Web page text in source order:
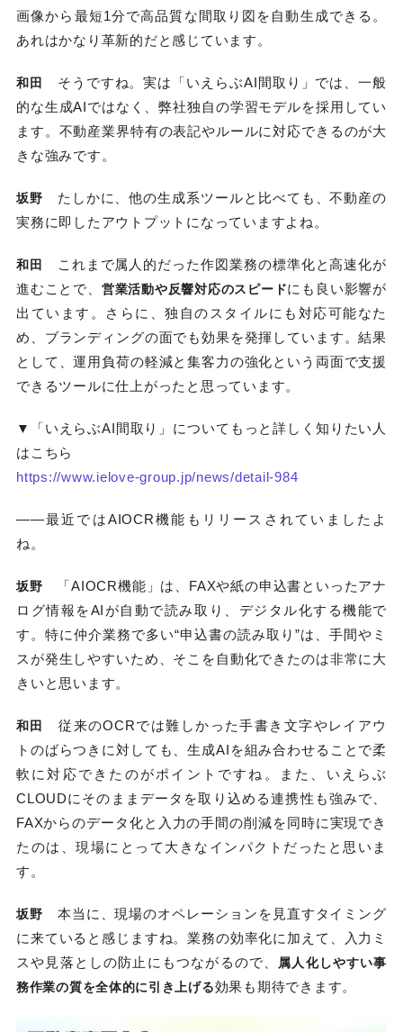
画像から最短1分で高品質な間取り図を自動生成できる。
あれはかなり革新的だと感じています。
和田
そうですね。実は「いえらぶAI間取り」では、一般
的な生成AIではなく、弊社独自の学習モデルを採用してい
ます。不動産業界特有の表記やルールに対応できるのが大
きな強みです。
坂野 たしかに、他の生成系ツールと比べても、不動産の
実務に即したアウトプットになっていますよね。
和田
これまで属人的だった作図業務の標準化と高速化が
進むことで、 営業活動や反響対応のスピードにも良い影響が
出ています。さらに、独自のスタイルにも対応可能なた
め、ブランディングの面でも効果を発揮しています。結果
として、運用負荷の軽減と集客力の強化という両面で支援
できるツールに仕上がったと思っています。
▼「いえらぶAI間取り」についてもっと詳しく知りたい人
はこちら
https://www.ielove-group.jp/news/detail-984
――最近ではAIOCR機能もリリースされていましたよ
ね。
坂野 「AIOCR機能」は、FAXや紙の申込書といったアナ
ログ情報をAIが自動で読み取り、デジタル化する機能で
す。特に仲介業務で多い“申込書の読み取り”は、手間やミ
スが発生しやすいため、そこを自動化できたのは非常に大
きいと思います。
和田
従来のOCRでは難しかった手書き文字やレイアウ
トのばらつきに対しても、生成AIを組み合わせることで柔
軟に対応できたのがポイントですね。また、いえらぶ
CLOUDにそのままデータを取り込める連携性も強みで、
FAXからのデータ化と入力の手間の削減を同時に実現でき
たのは、現場にとって大きなインパクトだったと思いま
す。
坂野 本当に、現場のオペレーションを見直すタイミング
に来ていると感じますね。業務の効率化に加えて、入力ミ
スや見落としの防止にもつながるので、
属人化しやすい事
務作業の質を全体的に引き上げる効果も期待できます。